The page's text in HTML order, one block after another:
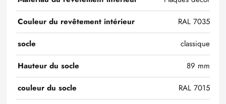
Couleur du revêtement intérieur
RAL 7035
socle
classique
Hauteur du socle
89 mm
couleur du socle
RAL 7015